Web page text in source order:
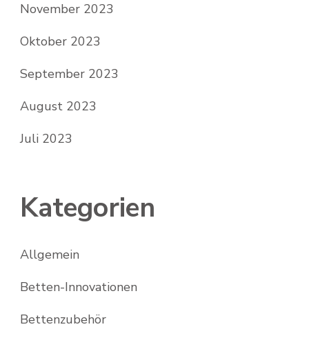
November 2023
Oktober 2023
September 2023
August 2023
Juli 2023
Kategorien
Allgemein
Betten-Innovationen
Bettenzubehör